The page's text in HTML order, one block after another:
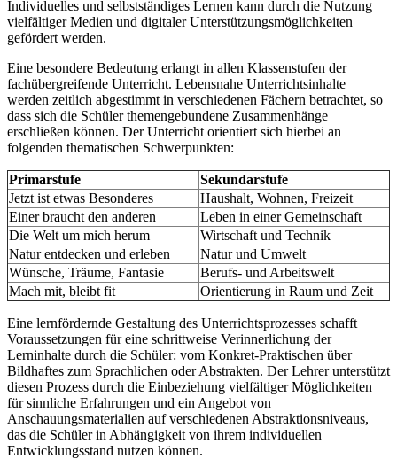
Individuelles und selbstständiges Lernen kann durch die Nutzung
vielfältiger Medien und digitaler Unterstützungsmöglichkeiten
gefördert werden.
Eine besondere Bedeutung erlangt in allen Klassenstufen der
fachübergreifende Unterricht. Lebensnahe Unterrichtsinhalte
werden zeitlich abgestimmt in verschiedenen Fächern betrachtet, so
dass sich die Schüler themengebundene Zusammenhänge
erschließen können. Der Unterricht orientiert sich hierbei an
folgenden thematischen Schwerpunkten:
Primarstufe
Sekundarstufe
Jetzt ist etwas Besonderes
Haushalt, Wohnen, Freizeit
Einer braucht den anderen
Leben in einer Gemeinschaft
Die Welt um mich herum
Wirtschaft und Technik
Natur entdecken und erleben
Natur und Umwelt
Wünsche, Träume, Fantasie
Berufs- und Arbeitswelt
Mach mit, bleibt fit
Orientierung in Raum und Zeit
Eine lernfördernde Gestaltung des Unterrichtsprozesses schafft
Voraussetzungen für eine schrittweise Verinnerlichung der
Lerninhalte durch die Schüler: vom Konkret-Praktischen über
Bildhaftes zum Sprachlichen oder Abstrakten. Der Lehrer unterstützt
diesen Prozess durch die Einbeziehung vielfältiger Möglichkeiten
für sinnliche Erfahrungen und ein Angebot von
Anschauungsmaterialien auf verschiedenen Abstraktionsniveaus,
das die Schüler in Abhängigkeit von ihrem individuellen
Entwicklungsstand nutzen können.